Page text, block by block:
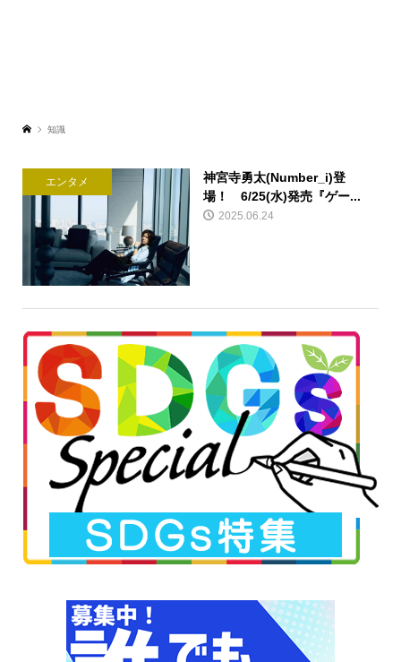
知識
エンタメ
神宮寺勇太(Number_i)登
場！ 6/25(水)発売『ゲー...
2025.06.24